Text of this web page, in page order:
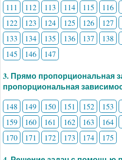
111 112 113 114 115 116
122
123 124 125 126 127
133
134 135 136 137 138
145
146 147
3. Прямо пропорциональная
пропорциональная
148 149 150 151 152 153
159
160 161 162 163 164
170
171 172 173 174 175